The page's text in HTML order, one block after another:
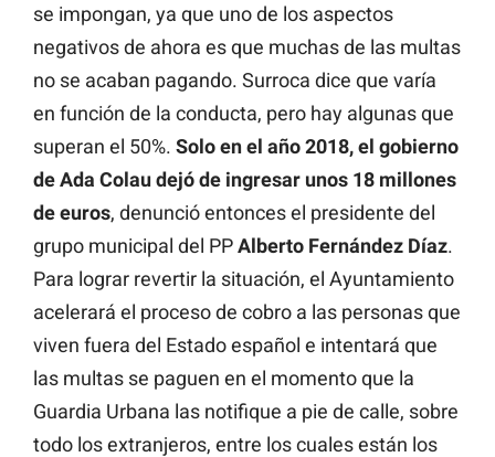
se impongan, ya que uno de los aspectos
negativos de ahora es que muchas de las multas
no se acaban pagando. Surroca dice que varía
en función de la conducta, pero hay algunas que
superan el 50%. Solo en el año 2018, el gobierno
de Ada Colau dejó de ingresar unos 18 millones
de euros, denunció entonces el presidente del
grupo municipal del PPAlberto Fernández Díaz.
Para lograr revertir la situación, el Ayuntamiento
acelerará el proceso de cobro a las personas que
viven fuera del Estado español e intentará que
las multas se paguen en el momento que la
Guardia Urbana las notifique a pie de calle, sobre
todo los extranjeros, entre los cuales están los